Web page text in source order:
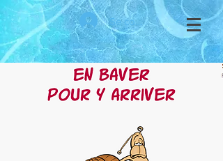
Se connecter